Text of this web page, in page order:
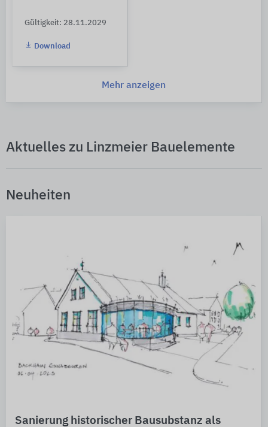
Gültigkeit: 28.11.2029
Download
Mehr anzeigen
Aktuelles zu Linzmeier Bauelemente
Neuheiten
Sanierung historischer Bausubstanz als